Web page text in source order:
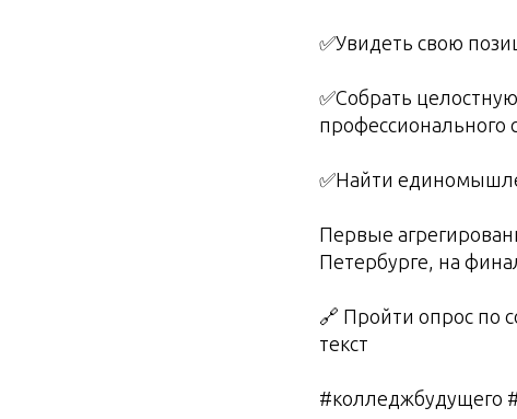
✅Увидеть свою
✅Собрать
профессионального
✅Найти
Первые
Петербурге, на
🔗 Пройти опрос по
текст
#колледжбудущего